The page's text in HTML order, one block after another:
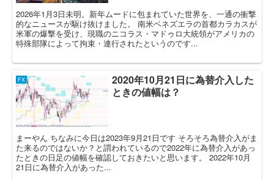
2026年1月3日未明。新年ムードに包まれていた世界を、一通の衝撃
的なニュースが駆け抜けました。 南米ベネズエラの首都カラカスが
米軍の爆撃を受け、現職のニコラス・マドゥロ大統領がアメリカの
特殊部隊によって拘束・連行されたというのです...
FX
2020年10月21日に為替介入した
ときの値幅は？
まーやん ちなみに今日は2023年9月21日です そろそろ為替介入がま
た来るのではないか？と謂われているので2022年に為替介入があっ
たときの日足の値幅を確認しておきたいと思います。 2022年10月
21日に為替介入があった...